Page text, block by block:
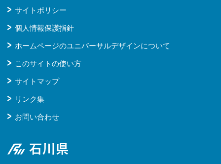
サイトポリシー
個人情報保護指針
ホームページのユニバーサルデザインについて
このサイトの使い方
サイトマップ
リンク集
お問い合わせ
石川県